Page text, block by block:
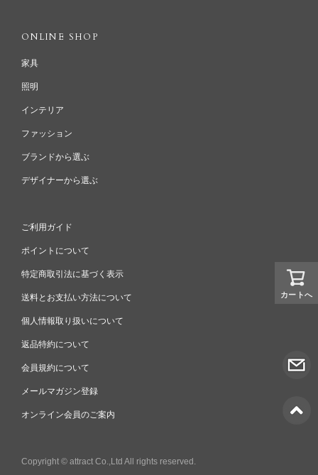
カートへ
ONLINE SHOP
家具
照明
インテリア
ファッション
ブランドから選ぶ
デザイナーから選ぶ
ご利用ガイド
ポイントについて
特定商取引法に基づく表示
送料とお支払い方法について
個人情報取り扱いについて
返品特約について
会員規約について
メールマガジン登録
オンライン会員のご案内
Copyright © attract Co.,Ltd All rights reserved.